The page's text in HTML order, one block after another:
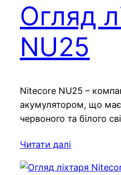
Огляд
NU25
Nitecore NU25 –
акумулятором, що
червоного та білого
Читати далі